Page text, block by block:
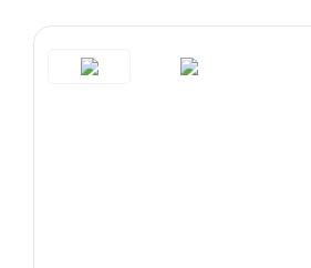
развернуть категорию